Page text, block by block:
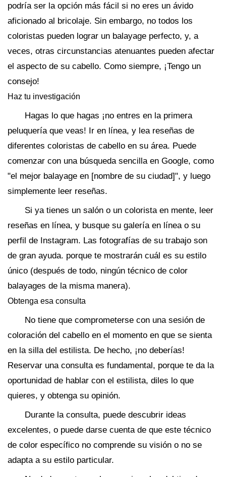
podría ser la opción más fácil si no eres un ávido
aficionado al bricolaje. Sin embargo, no todos los
coloristas pueden lograr un balayage perfecto, y, a
veces, otras circunstancias atenuantes pueden afectar
el aspecto de su cabello. Como siempre, ¡Tengo un
consejo!
Haz tu investigación
Hagas lo que hagas ¡no entres en la primera
peluquería que veas! Ir en línea, y lea reseñas de
diferentes coloristas de cabello en su área. Puede
comenzar con una búsqueda sencilla en Google, como
"el mejor balayage en [nombre de su ciudad]", y luego
simplemente leer reseñas.
Si ya tienes un salón o un colorista en mente, leer
reseñas en línea, y busque su galería en línea o su
perfil de Instagram. Las fotografías de su trabajo son
de gran ayuda. porque te mostrarán cuál es su estilo
único (después de todo, ningún técnico de color
balayages de la misma manera).
Obtenga esa consulta
No tiene que comprometerse con una sesión de
coloración del cabello en el momento en que se sienta
en la silla del estilista. De hecho, ¡no deberías!
Reservar una consulta es fundamental, porque te da la
oportunidad de hablar con el estilista, diles lo que
quieres, y obtenga su opinión.
Durante la consulta, puede descubrir ideas
excelentes, o puede darse cuenta de que este técnico
de color específico no comprende su visión o no se
adapta a su estilo particular.